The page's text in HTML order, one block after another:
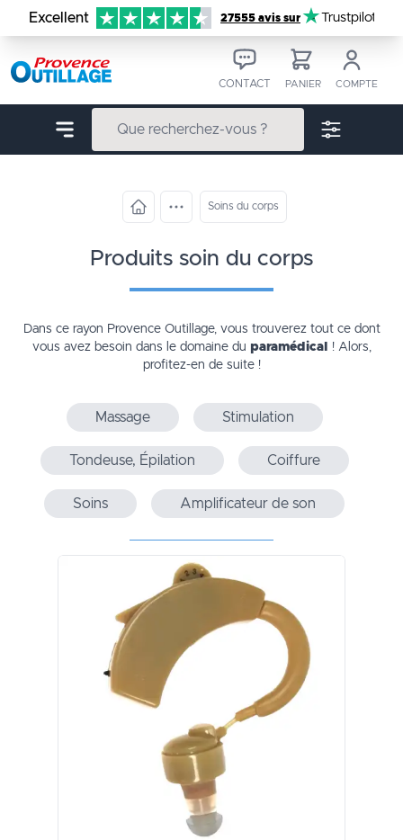
Aller au contenu
Excellent 27555 avis sur Trustpilot
CONTACT PANIER COMPTE
Soins du corps
produits soin du corps
Dans ce rayon Provence Outillage, vous trouverez tout ce dont
vous avez besoin dans le domaine du paramédical
! Alors,
profitez-en de suite !
Massage Stimulation
Tondeuse, Épilation Coiffure
Soins Amplificateur de son